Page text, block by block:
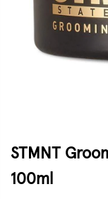
STMNT
100ml